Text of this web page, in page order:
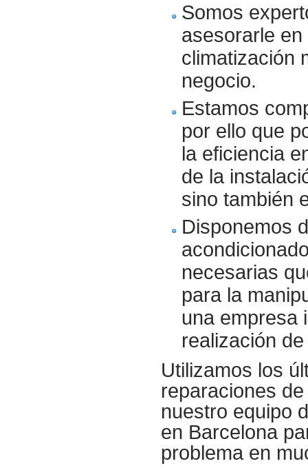
Somos
asesorarle
climatización
negocio.
Estamos
por ello que
la eficiencia
de la
sino también
Disponemos
necesarias
para la
una empresa
realización
Utilizamos los
reparaciones
nuestro equipo
en Barcelona
problema en